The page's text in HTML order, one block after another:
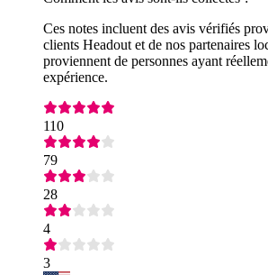
Ces notes incluent des avis vérifiés
clients Headout et de nos partenaires
proviennent de personnes ayant
expérience.
110
79
28
4
3